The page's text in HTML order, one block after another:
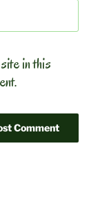
in this